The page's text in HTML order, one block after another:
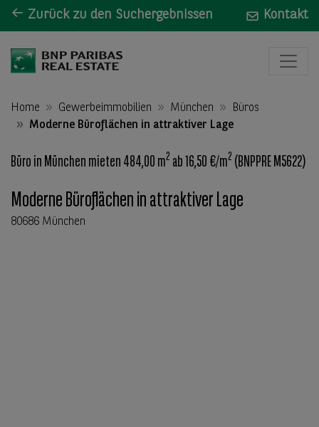
Zurück zu den Suchergebnissen Kontakt
Home Gewerbeimmobilien München
Büros
Moderne Büroflächen in attraktiver Lage
Büro in München mieten 484,00 m2 ab 16,50 €/m2 (BNPPRE M5622)
Moderne Büroflächen in attraktiver Lage
80686 München